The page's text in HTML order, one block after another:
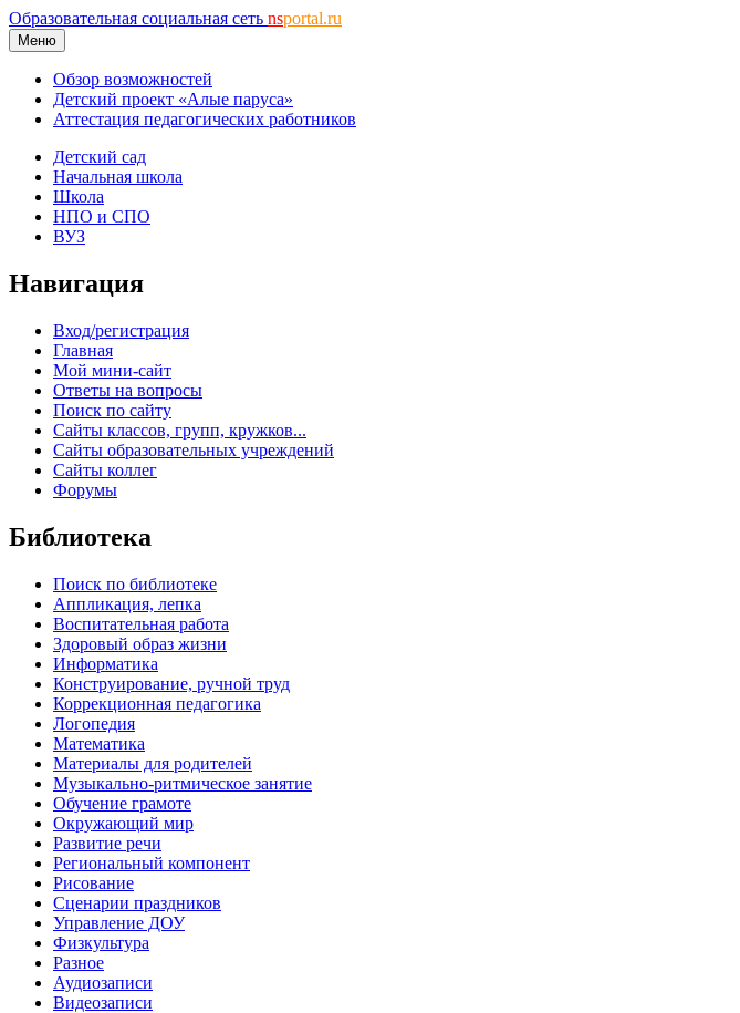
Образовательная социальная сеть nsportal.ru
Меню
Обзор возможностей
Детский проект «Алые паруса»
Аттестация педагогических работников
Детский сад
Начальная школа
Школа
НПО и СПО
ВУЗ
Навигация
Вход/регистрация
Главная
Мой мини-сайт
Ответы на вопросы
Поиск по сайту
Сайты классов, групп, кружков...
Сайты образовательных учреждений
Сайты коллег
Форумы
Библиотека
Поиск по библиотеке
Аппликация, лепка
Воспитательная работа
Здоровый образ жизни
Информатика
Конструирование, ручной труд
Коррекционная педагогика
Логопедия
Математика
Материалы для родителей
Музыкально-ритмическое занятие
Обучение грамоте
Окружающий мир
Развитие речи
Региональный компонент
Рисование
Сценарии праздников
Управление ДОУ
Физкультура
Разное
Аудиозаписи
Видеозаписи